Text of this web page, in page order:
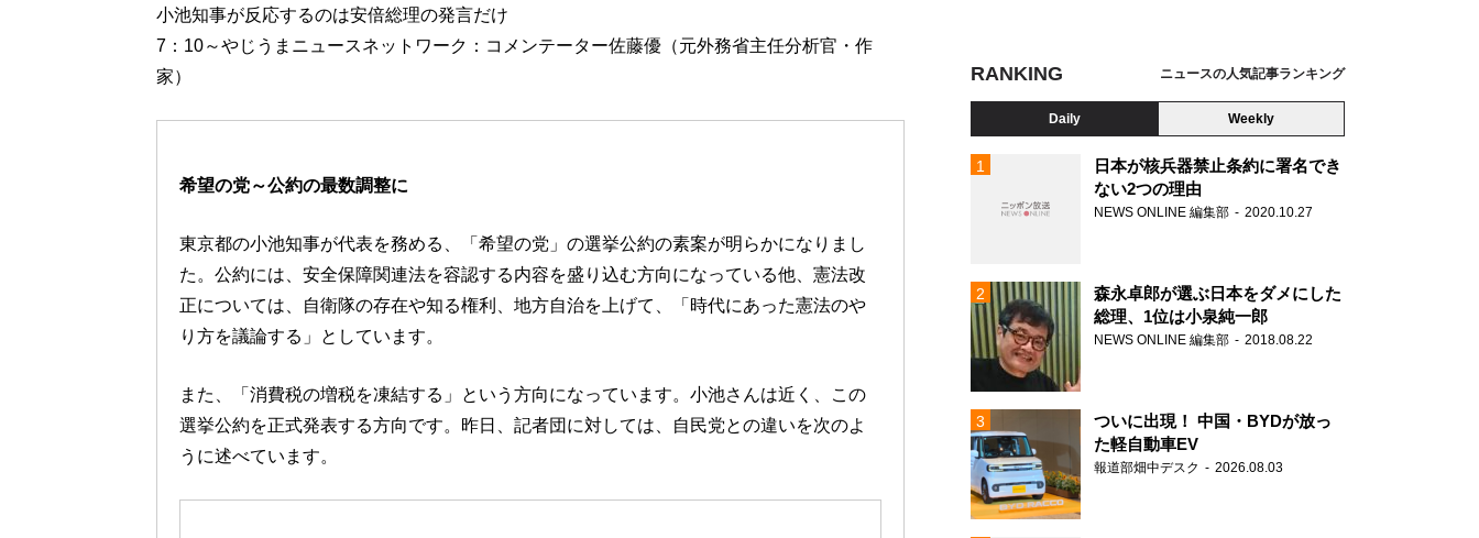
小池知事が反応するのは安倍総理の発言だけ
7：10～やじうまニュースネットワーク：コメンテーター佐藤優（元外務省主任分析官・作
家）
希望の党～公約の最数調整に
東京都の小池知事が代表を務める、「希望の党」の選挙公約の素案が明らかになりまし
た。公約には、安全保障関連法を容認する内容を盛り込む方向になっている他、憲法改
正については、自衛隊の存在や知る権利、地方自治を上げて、「時代にあった憲法のや
り方を議論する」としています。
また、「消費税の増税を凍結する」という方向になっています。小池さんは近く、この
選挙公約を正式発表する方向です。昨日、記者団に対しては、自民党との違いを次のよ
うに述べています。
RANKING ニュースの人気記事ランキング
Daily Weekly
日本が核兵器禁止条約に署名でき
ない2つの理由
NEWS ONLINE 編集部 2020.10.27
森永卓郎が選ぶ日本をダメにした
総理、1位は小泉純一郎
NEWS ONLINE 編集部 2018.08.22
ついに出現！ 中国・BYDが放っ
た軽自動車EV
報道部畑中デスク 2026.08.03